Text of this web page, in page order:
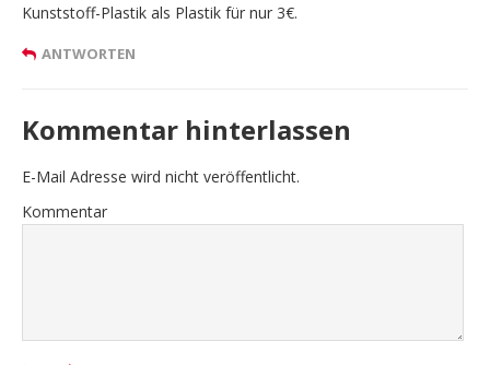
Kunststoff-Plastik als Plastik für nur 3€.
ANTWORTEN
Kommentar hinterlassen
E-Mail Adresse wird nicht veröffentlicht.
Kommentar